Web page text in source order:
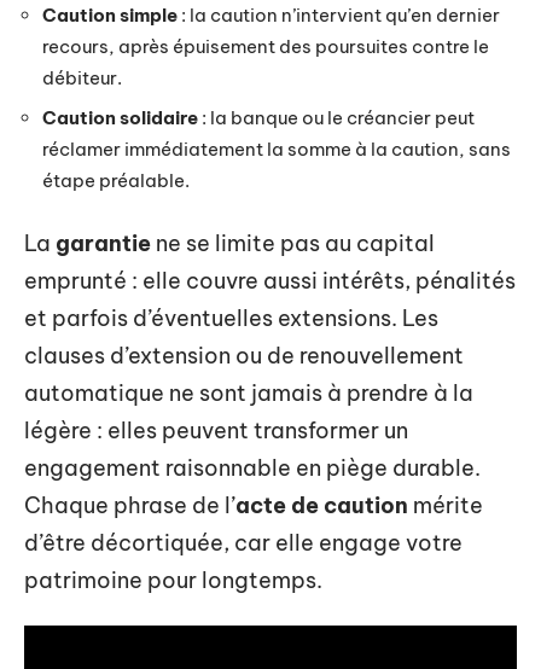
Caution simple : la caution n’intervient qu’en dernier
recours, après épuisement des poursuites contre le
débiteur.
Caution solidaire : la banque ou le créancier peut
réclamer immédiatement la somme à la caution, sans
étape préalable.
La garantie ne se limite pas au capital
emprunté : elle couvre aussi intérêts, pénalités
et parfois d’éventuelles extensions. Les
clauses d’extension ou de renouvellement
automatique ne sont jamais à prendre à la
légère : elles peuvent transformer un
engagement raisonnable en piège durable.
Chaque phrase de l’acte de caution mérite
d’être décortiquée, car elle engage votre
patrimoine pour longtemps.